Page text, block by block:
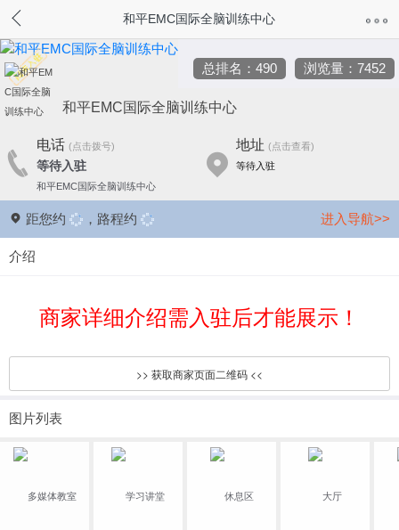
和平EMC国际全脑训练中心
总排名：490 浏览量：7452
和平EMC国际全脑训练中心
电话 (点击拨号)
等待入驻
和平EMC国际全脑训练中心
地址 (点击查看)
等待入驻
距您约 ，路程约 进入导航>>
介绍
商家详细介绍需入驻后才能展示！
>> 获取商家页面二维码 <<
图片列表